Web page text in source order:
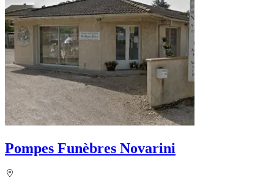
Pompes Funèbres Novarini